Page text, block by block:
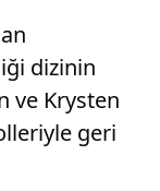
dizinin
ve Krysten
geri